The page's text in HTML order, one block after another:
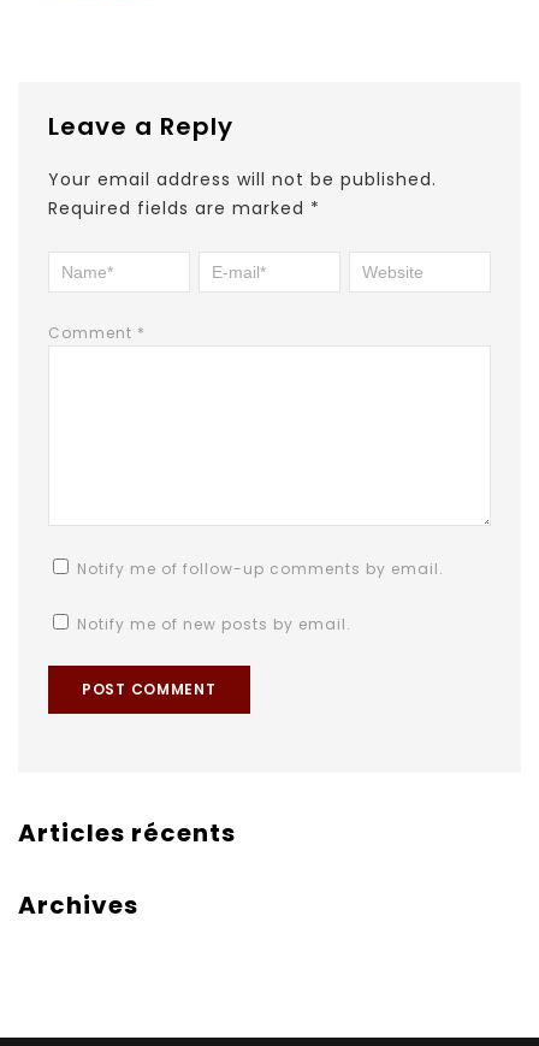
Leave a Reply
Your email address will not be published.
Required fields are marked *
Comment *
Notify me of follow-up comments by email.
Notify me of new posts by email.
Articles récents
Archives